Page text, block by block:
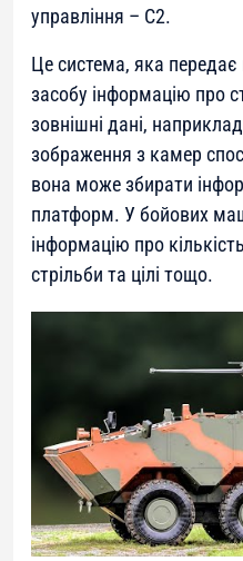
управління – C2.
Це система, яка
засобу інформацію про
зовнішні дані,
зображення з камер
вона може збирати
платформ. У бойових
інформацію про
стрільби та цілі тощо.